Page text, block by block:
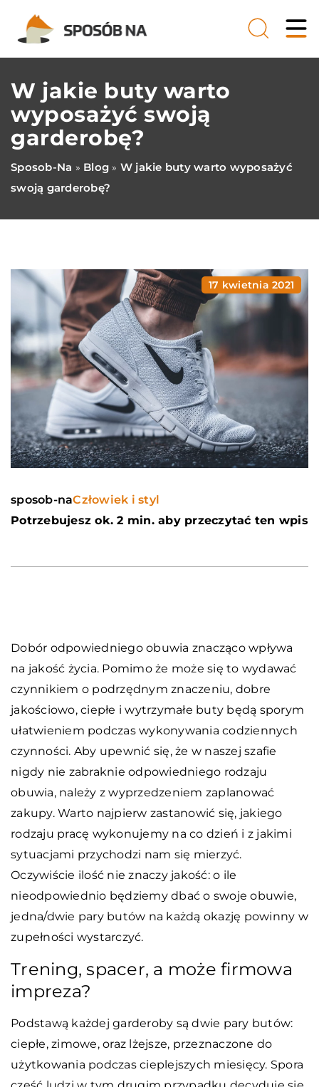
W jakie buty warto
wyposażyć swoją
garderobę?
Sposob-Na » Blog » W jakie buty warto wyposażyć
swoją garderobę?
17 kwietnia 2021
sposob-naCzłowiek i styl
Potrzebujesz ok. 2 min. aby przeczytać ten wpis
Dobór odpowiedniego obuwia znacząco wpływa
na jakość życia. Pomimo że może się to wydawać
czynnikiem o podrzędnym znaczeniu, dobre
jakościowo, ciepłe i wytrzymałe buty będą sporym
ułatwieniem podczas wykonywania codziennych
czynności. Aby upewnić się, że w naszej szafie
nigdy nie zabraknie odpowiedniego rodzaju
obuwia, należy z wyprzedzeniem zaplanować
zakupy. Warto najpierw zastanowić się, jakiego
rodzaju pracę wykonujemy na co dzień i z jakimi
sytuacjami przychodzi nam się mierzyć.
Oczywiście ilość nie znaczy jakość: o ile
nieodpowiednio będziemy dbać o swoje obuwie,
jedna/dwie pary butów na każdą okazję powinny w
zupełności wystarczyć.
Trening, spacer, a może firmowa
impreza?
Podstawą każdej garderoby są dwie pary butów:
ciepłe, zimowe, oraz lżejsze, przeznaczone do
użytkowania podczas cieplejszych miesięcy. Spora